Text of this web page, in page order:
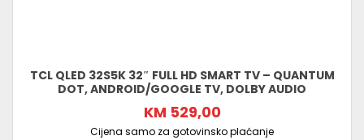
TCL QLED 32S5K 32″ FULL HD SMART TV – QUANTUM
DOT, ANDROID/GOOGLE TV, DOLBY AUDIO
KM 529,00
Cijena samo za gotovinsko plaćanje